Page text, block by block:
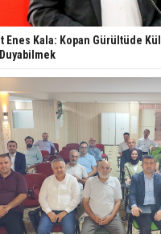
Enes Kala: Kopan Gürültüde